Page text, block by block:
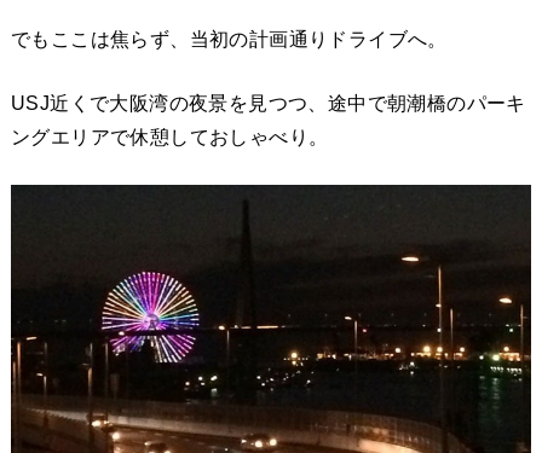
でもここは焦らず、当初の計画通りドライブへ。
USJ近くで大阪湾の夜景を見つつ、途中で朝潮橋のパーキ
ングエリアで休憩しておしゃべり。